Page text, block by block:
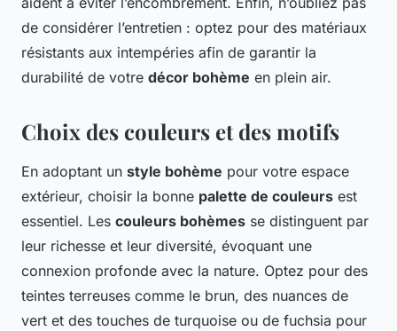
de considérer l’entretien : optez pour des matériaux
résistants aux intempéries afin de garantir la
durabilité de votre décor bohème en plein air.
Choix des couleurs et des motifs
En adoptant un style bohème pour votre espace
extérieur, choisir la bonne palette de couleurs est
essentiel. Les couleurs bohèmes se distinguent par
leur richesse et leur diversité, évoquant une
connexion profonde avec la nature. Optez pour des
teintes terreuses comme le brun, des nuances de
vert et des touches de turquoise ou de fuchsia pour